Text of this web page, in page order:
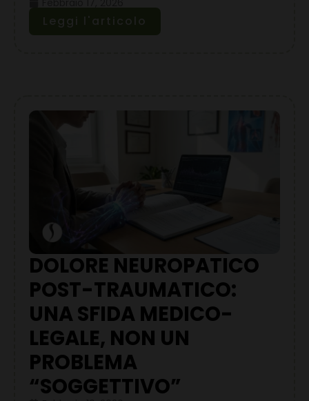
Leggi l'articolo
DOLORE NEUROPATICO
POST-TRAUMATICO:
UNA SFIDA MEDICO-
LEGALE, NON UN
PROBLEMA
“SOGGETTIVO”